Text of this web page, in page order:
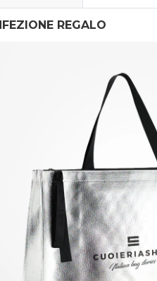
REGALO